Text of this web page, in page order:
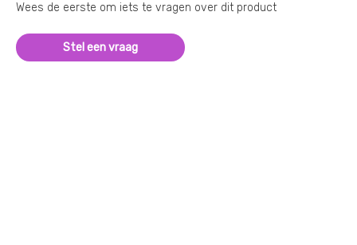
Wees de eerste om iets te vragen over dit product
Stel een vraag